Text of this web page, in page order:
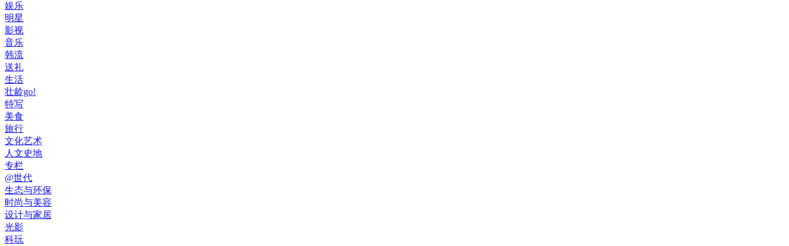
娱乐
明星
影视
音乐
韩流
送礼
生活
壮龄go!
特写
美食
旅行
文化艺术
人文史地
专栏
@世代
生态与环保
时尚与美容
设计与家居
光影
科玩